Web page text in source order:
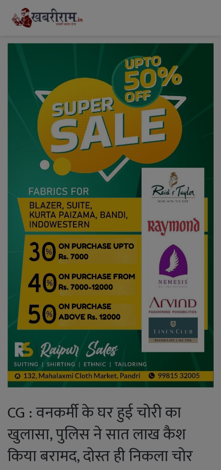
CG : वनकर्मी के घर हुई चोरी का
खुलासा, पुलिस ने सात लाख कैश
किया बरामद, दोस्त ही निकला चोर